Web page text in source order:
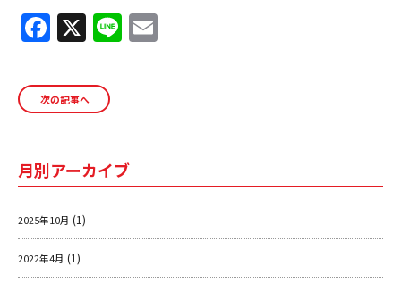
F
c
e
o
o
k
X Li
次の記事へ
月別アーカイブ
2025年10月 (1)
2022年4月 (1)